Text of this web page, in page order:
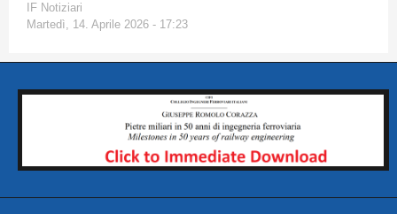
IF Notiziari
Martedì, 14. Aprile 2026 - 17:23